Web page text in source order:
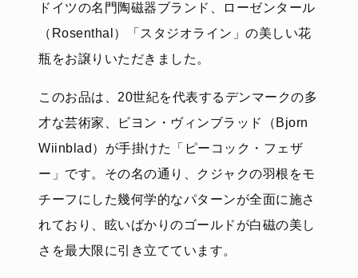
ドイツの名門陶磁器ブランド、ローゼンタール
（Rosenthal）「スタジオライン」の美しい花
瓶をお譲りいただきました。
このお品は、20世紀を代表するデンマークの多
才な芸術家、ビヨン・ヴィンブラッド（Bjorn
Wiinblad）が手掛けた「ピーコック・フェザ
ー」です。その名の通り、クジャクの羽根をモ
チーフにした幾何学的なパターンが全面に施さ
れており、眩いばかりのゴールドが白磁の美し
さを最大限に引き立てています。